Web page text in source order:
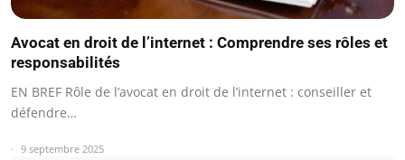
Avocat en droit de l’internet : Comprendre ses rôles et
responsabilités
EN BREF Rôle de l’avocat en droit de l’internet : conseiller et
défendre…
9 septembre 2025